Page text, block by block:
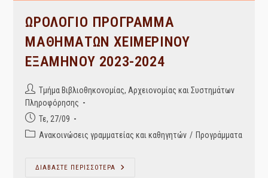
ΩΡΟΛΟΓΙΟ ΠΡΟΓΡΑΜΜΑ
ΜΑΘΗΜΑΤΩΝ ΧΕΙΜΕΡΙΝΟΥ
ΕΞΑΜΗΝΟΥ 2023-2024
Post
author:
Τμήμα Βιβλιοθηκονομίας, Αρχειονομίας και Συστημάτων
Πληροφόρησης
Post
published:
Τε, 27/09
PostΑνακοινώσεις γραμματείας και καθηγητών / Προγράμματα
ΔΙΑΒΑΣΤΕ ΠΕΡΙΣΣΟΤΕΡΑ
ΩΡΟΛΟΓΙΟ